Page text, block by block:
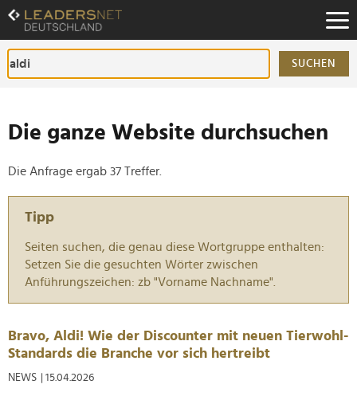
Zum
Inhalt
Zur
Fußzeilen-
Navigation
SUCHEN
Die ganze Website durchsuchen
Die Anfrage ergab 37 Treffer.
Tipp
Seiten suchen, die genau diese Wortgruppe enthalten:
Setzen Sie die gesuchten Wörter zwischen
Anführungszeichen: zb "Vorname Nachname".
Bravo, Aldi! Wie der Discounter mit neuen Tierwohl-
Standards die Branche vor sich hertreibt
NEWS | 15.04.2026